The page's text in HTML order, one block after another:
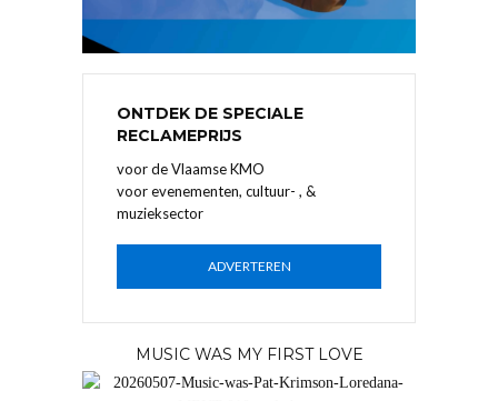
ONTDEK DE SPECIALE
RECLAMEPRIJS
voor de Vlaamse KMO
voor evenementen, cultuur- , &
muzieksector
ADVERTEREN
MUSIC WAS MY FIRST LOVE